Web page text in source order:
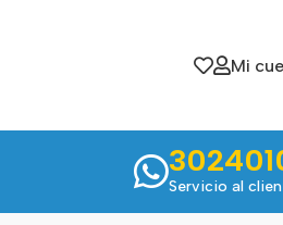
Mi
Servicio al